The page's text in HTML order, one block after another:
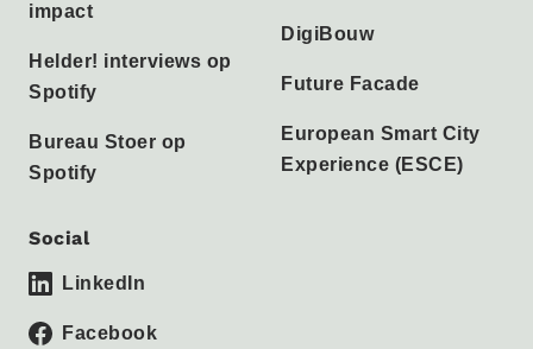
impact
Helder! interviews op
Spotify
Bureau Stoer op
Spotify
DigiBouw
Future Facade
European Smart City
Experience (ESCE)
Social
LinkedIn
Facebook